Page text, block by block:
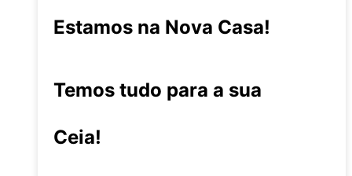
Estamos na Nova Casa!
Temos tudo para a sua
Ceia!